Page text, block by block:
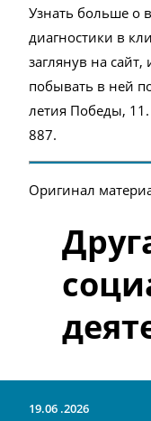
Узнать больше о
диагностики в
заглянув на
побывать в ней
летия Победы,
887.
Оригинал
19.06 2026